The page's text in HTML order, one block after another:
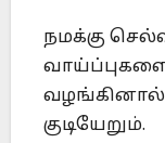
நமக்கு
வழங்கினால்
குடியேறும்.